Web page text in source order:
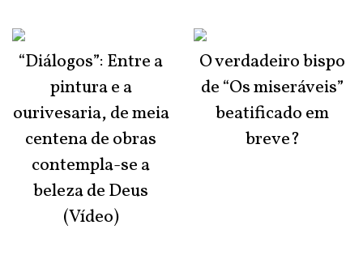
“Diálogos”: Entre a
pintura e a
ourivesaria, de meia
centena de obras
contempla-se a
beleza de Deus
(Vídeo)
O verdadeiro bispo
de “Os miseráveis”
beatificado em
breve?